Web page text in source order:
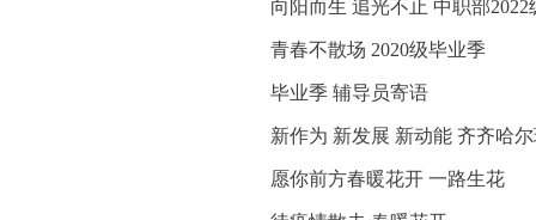
向阳而生 追光不止 中职部
青春不散场 2020级毕业季
毕业季 辅导员寄语
新作为 新发展 新动能 齐齐哈
愿你前方春暖花开 一路生花